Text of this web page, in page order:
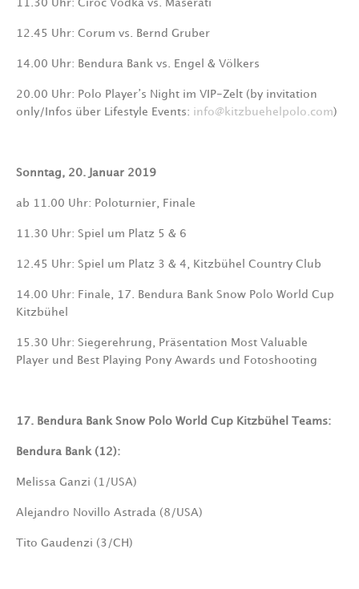
11.30 Uhr: Cîroc Vodka vs. Maserati
12.45 Uhr: Corum vs. Bernd Gruber
14.00 Uhr: Bendura Bank vs. Engel & Völkers
20.00 Uhr: Polo Player’s Night im VIP-Zelt (by invitation
only/Infos über Lifestyle Events: info@kitzbuehelpolo.com)
Sonntag, 20. Januar 2019
ab 11.00 Uhr: Poloturnier, Finale
11.30 Uhr: Spiel um Platz 5 & 6
12.45 Uhr: Spiel um Platz 3 & 4, Kitzbühel Country Club
14.00 Uhr: Finale, 17. Bendura Bank Snow Polo World Cup
Kitzbühel
15.30 Uhr: Siegerehrung, Präsentation Most Valuable
Player und Best Playing Pony Awards und Fotoshooting
17. Bendura Bank Snow Polo World Cup Kitzbühel Teams:
Bendura Bank (12):
Melissa Ganzi (1/USA)
Alejandro Novillo Astrada (8/USA)
Tito Gaudenzi (3/CH)